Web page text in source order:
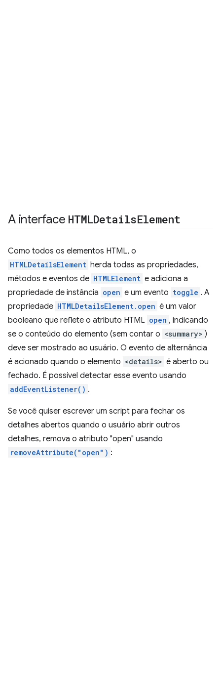
A interface HTMLDetailsElement
Como todos os elementos HTML, o
HTMLDetailsElement herda todas as propriedades,
métodos e eventos de HTMLElement e adiciona a
propriedade de instância open e um evento toggle . A
propriedade HTMLDetailsElement.open é um valor
booleano que reflete o atributo HTML open , indicando
se o conteúdo do elemento (sem contar o <summary> )
deve ser mostrado ao usuário. O evento de alternância
é acionado quando o elemento <details> é aberto ou
fechado. É possível detectar esse evento usando
addEventListener() .
Se você quiser escrever um script para fechar os
detalhes abertos quando o usuário abrir outros
detalhes, remova o atributo "open" usando
removeAttribute("open") :